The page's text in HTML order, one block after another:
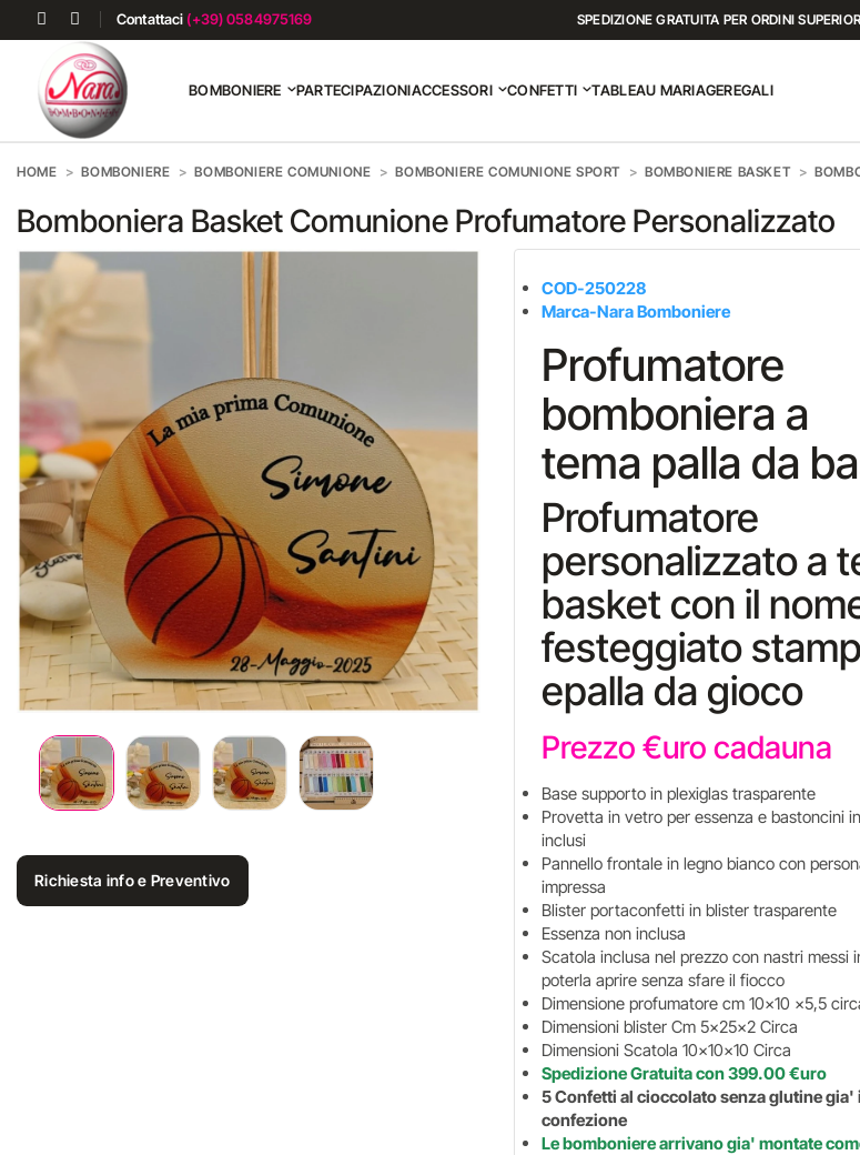
Contattaci (+39) 0584975169 SPEDIZIONE GRATUITA PER ORDINI
BOMBONIERE PARTECIPAZIONIACCESSORI CONFETTI TABLEAU MARIAGEREGALI
HOME BOMBONIERE BOMBONIERE COMUNIONE BOMBONIERE COMUNIONE SPORT BOMBONIERE BASKET
Bomboniera Basket Comunione Profumatore Personalizzato
Richiesta info e Preventivo
COD-250228
Marca-Nara Bomboniere
Profumatore
bomboniera a
tema palla da
Profumatore
personalizzato a
basket con il
festeggiato
epalla da gioco
Prezzo €uro cadauna
Base supporto in plexiglas trasparente
Provetta in vetro per essenza e bastoncini
inclusi
Pannello frontale in legno bianco con
impressa
Blister portaconfetti in blister trasparente
Essenza non inclusa
Scatola inclusa nel prezzo con nastri messi
poterla aprire senza sfare il fiocco
Dimensione profumatore cm 10x10 x5,5
Dimensioni blister Cm 5x25x2 Circa
Dimensioni Scatola 10x10x10 Circa
Spedizione Gratuita con 399.00 €uro
5 Confetti al cioccolato senza glutine gia'
confezione
Le bomboniere arrivano gia' montate